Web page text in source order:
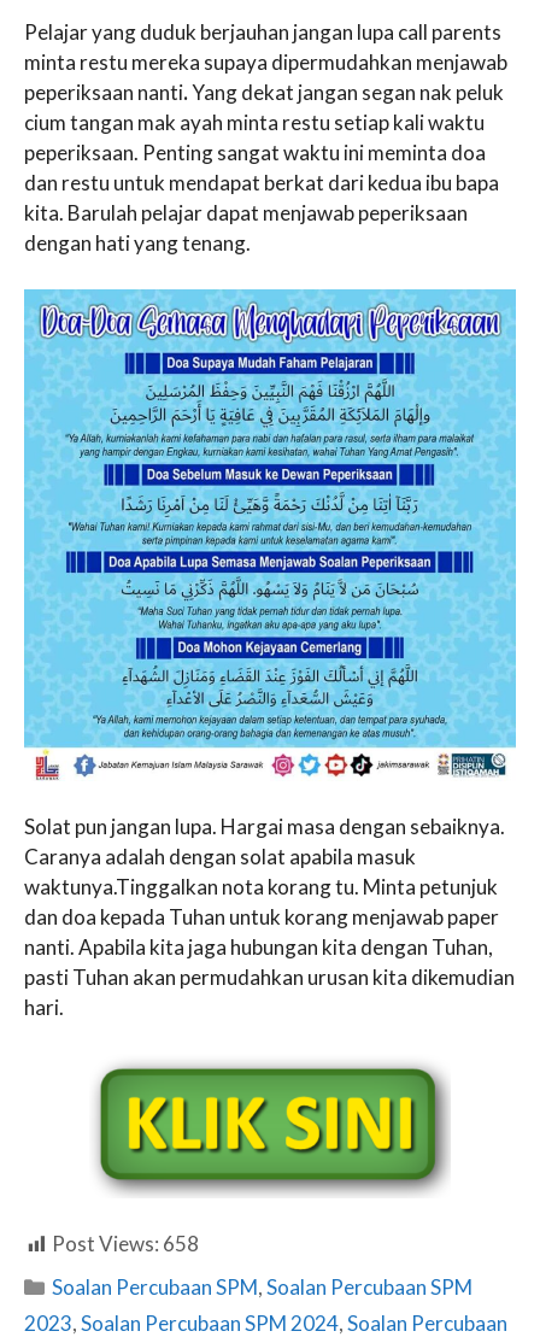
Pelajar yang duduk berjauhan jangan lupa call parents
minta restu mereka supaya dipermudahkan menjawab
peperiksaan nanti.Yang dekat jangan segan nak peluk
cium tangan mak ayah minta restu setiap kali waktu
peperiksaan. Penting sangat waktu ini meminta doa
dan restu untuk mendapat berkat dari kedua ibu bapa
kita. Barulah pelajar dapat menjawab peperiksaan
dengan hati yang tenang.
Solat pun jangan lupa. Hargai masa dengan sebaiknya.
Caranya adalah dengan solat apabila masuk
waktunya.Tinggalkan nota korang tu. Minta petunjuk
dan doa kepada Tuhan untuk korang menjawab paper
nanti. Apabila kita jaga hubungan kita dengan Tuhan,
pasti Tuhan akan permudahkan urusan kita dikemudian
hari.
Post Views: 658
Categories
Soalan Percubaan SPM,Soalan Percubaan SPM
2023,Soalan Percubaan SPM 2024,Soalan Percubaan